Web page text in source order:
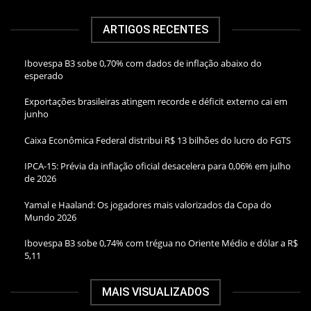
ARTIGOS RECENTES
Ibovespa B3 sobe 0,70% com dados de inflação abaixo do
esperado
Exportações brasileiras atingem recorde e déficit externo cai em
junho
Caixa Econômica Federal distribui R$ 13 bilhões do lucro do FGTS
IPCA-15: Prévia da inflação oficial desacelera para 0,06% em julho
de 2026
Yamal e Haaland: Os jogadores mais valorizados da Copa do
Mundo 2026
Ibovespa B3 sobe 0,74% com trégua no Oriente Médio e dólar a R$
5,11
MAIS VISUALIZADOS